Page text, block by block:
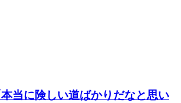
当に険しい道ばかりだなと思い